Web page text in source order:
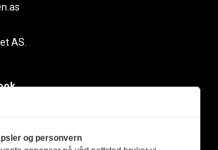
AS.
innen byggebransjen
og personvern